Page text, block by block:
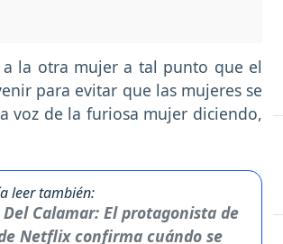
la otra mujer a tal punto que el
para evitar que las mujeres se
voz de la furiosa mujer diciendo,
leer también:
Del Calamar: El protagonista de
Netflix confirma cuándo se